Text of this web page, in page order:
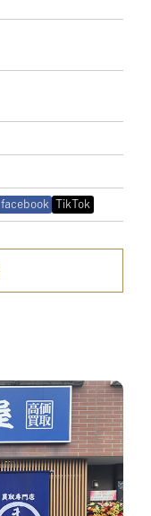
facebook TikTok